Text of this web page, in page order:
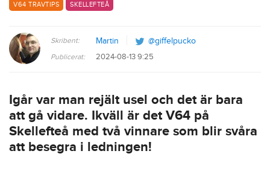
V64 TRAVTIPS SKELLEFTEÅ
Skribent: Martin @giffelpucko
Publicerat: 2024-08-13 9:25
Igår var man rejält usel och det är bara
att gå vidare. Ikväll är det V64 på
Skellefteå med två vinnare som blir svåra
att besegra i ledningen!